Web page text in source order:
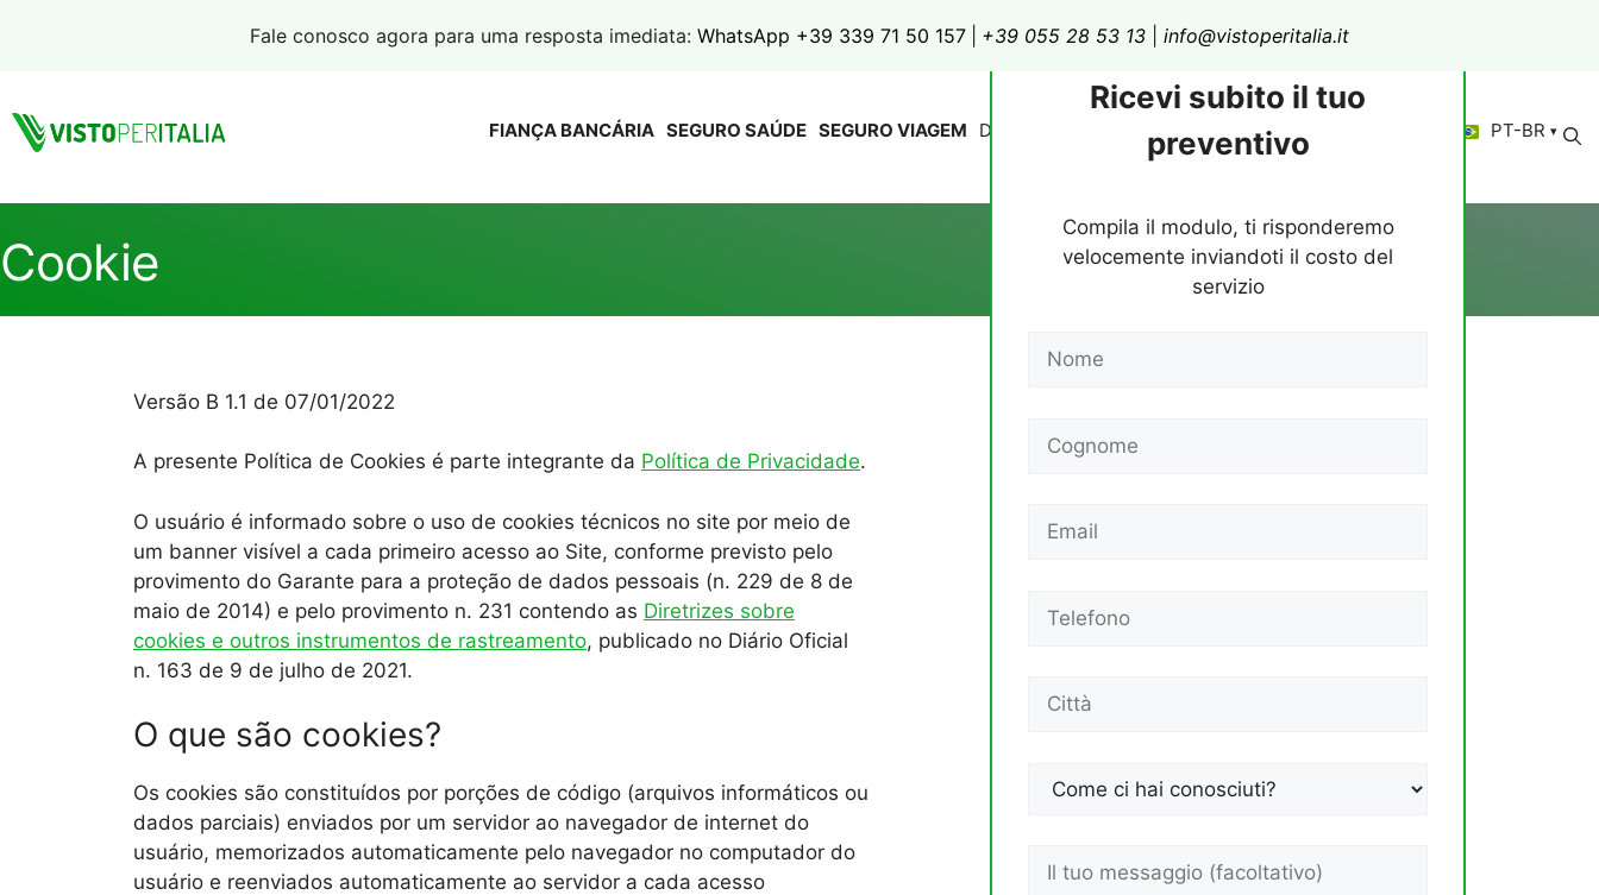
Fale conosco agora para uma resposta imediata: WhatsApp +39 339 71 50 157 +39 055 28 53 13 info@vistoperitalia.it
FIANÇA BANCÁRIA SEGURO SAÚDE SEGURO VIAGEM Depoimentos Novidades PT-BR
Cookie
Versão B 1.1 de 07/01/2022
A presente Política de Cookies é parte integrante da Política de Privacidade.
O usuário é informado sobre o uso de cookies técnicos no site por meio de
um banner visível a cada primeiro acesso ao Site, conforme previsto pelo
provimento do Garante para a proteção de dados pessoais (n. 229 de 8 de
maio de 2014) e pelo provimento n. 231 contendo as Diretrizes sobre
cookies e outros instrumentos de rastreamento, publicado no Diário Oficial
n. 163 de 9 de julho de 2021.
O que são cookies?
Os cookies são constituídos por porções de código (arquivos informáticos ou
dados parciais) enviados por um servidor ao navegador de internet do
usuário, memorizados automaticamente pelo navegador no computador do
usuário e reenviados automaticamente ao servidor a cada acesso
Ricevi subito il tuo
preventivo
Compila il modulo, ti risponderemo
velocemente inviandoti il costo del
servizio